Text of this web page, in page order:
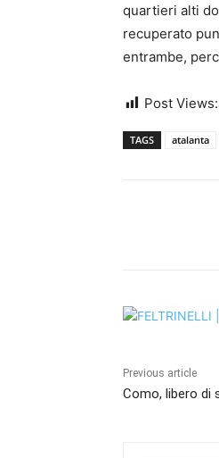
quartieri alti
recuperato
entrambe,
Post Views:
TAGS atalanta
Previous article
Como, libero di